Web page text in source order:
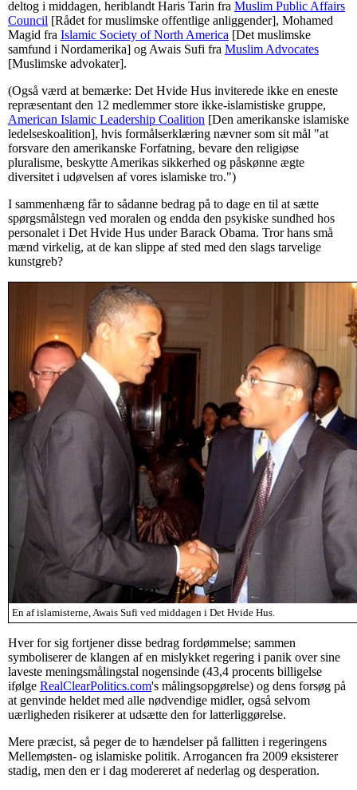
deltog i middagen, heriblandt Haris Tarin fra Muslim Public Affairs
Council [Rådet for muslimske offentlige anliggender], Mohamed
Magid fra Islamic Society of North America [Det muslimske
samfund i Nordamerika] og Awais Sufi fra Muslim Advocates
[Muslimske advokater].
(Også værd at bemærke: Det Hvide Hus inviterede ikke en eneste
repræsentant den 12 medlemmer store ikke-islamistiske gruppe,
American Islamic Leadership Coalition [Den amerikanske islamiske
ledelseskoalition], hvis formålserklæring nævner som sit mål "at
forsvare den amerikanske Forfatning, bevare den religiøse
pluralisme, beskytte Amerikas sikkerhed og påskønne ægte
diversitet i udøvelsen af vores islamiske tro.")
I sammenhæng får to sådanne bedrag på to dage en til at sætte
spørgsmålstegn ved moralen og endda den psykiske sundhed hos
personalet i Det Hvide Hus under Barack Obama. Tror hans små
mænd virkelig, at de kan slippe af sted med den slags tarvelige
kunstgreb?
En af islamisterne, Awais Sufi ved middagen i Det Hvide Hus.
Hver for sig fortjener disse bedrag fordømmelse; sammen
symboliserer de klangen af en mislykket regering i panik over sine
laveste meningsmålingstal nogensinde (43,4 procents billigelse
ifølge RealClearPolitics.com's målingsopgørelse) og dens forsøg på
at genvinde heldet med alle nødvendige midler, også selvom
uærligheden risikerer at udsætte den for latterliggørelse.
Mere præcist, så peger de to hændelser på fallitten i regeringens
Mellemøsten- og islamiske politik. Arrogancen fra 2009 eksisterer
stadig, men den er i dag modereret af nederlag og desperation.